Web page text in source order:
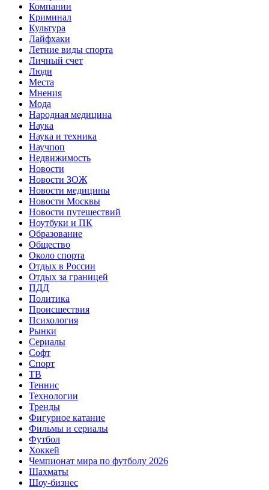
Компании
Криминал
Культура
Лайфхаки
Летние виды спорта
Личный счет
Люди
Места
Мнения
Мода
Народная медицина
Наука
Наука и техника
Научпоп
Недвижимость
Новости
Новости ЗОЖ
Новости медицины
Новости Москвы
Новости путешествий
Ноутбуки и ПК
Образование
Общество
Около спорта
Отдых в России
Отдых за границей
ПДД
Политика
Происшествия
Психология
Рынки
Сериалы
Софт
Спорт
ТВ
Теннис
Технологии
Тренды
Фигурное катание
Фильмы и сериалы
Футбол
Хоккей
Чемпионат мира по футболу 2026
Шахматы
Шоу-бизнес